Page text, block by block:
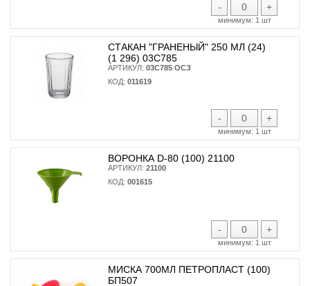
- +
минимум: 1 шт
СТАКАН "ГРАНЕНЫЙ" 250 МЛ (24)
(1 296) 03С785
АРТИКУЛ: 03С785 ОСЗ
КОД: 011619
- +
минимум: 1 шт
ВОРОНКА D-80 (100) 21100
АРТИКУЛ: 21100
КОД: 001615
- +
минимум: 1 шт
МИСКА 700МЛ ПЕТРОПЛАСТ (100)
БП507